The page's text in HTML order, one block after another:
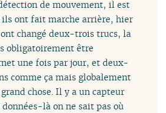
de mouvement, il est
ils ont fait marche arrière, hier
changé deux-trois trucs, la
obligatoirement être
une fois par jour, et deux-
comme ça mais globalement
chose. Il y a un capteur
là on ne sait pas où